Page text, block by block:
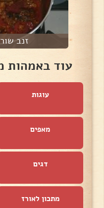
זנב
עוד באמהות
עוגות
מאפים
דגים
מתכון לאורז